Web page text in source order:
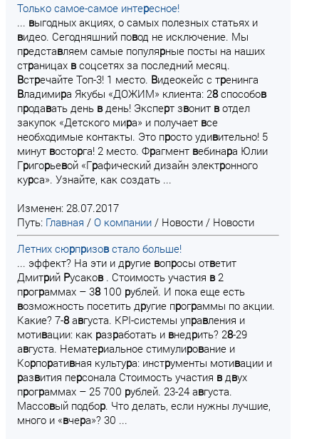
Только самое-самое интересное!
... выгодных акциях, о самых полезных статьях и
видео. Сегодняшний повод не исключение. Мы
представляем самые популярные посты на наших
страницах всоцсетях за последний месяц.
Встречайте Топ-3! 1 место. Видеокейс с тренинга
Владимира Якубы «ДОЖИМ» клиента: 28способов
продавать день вдень! Эксперт звонит вотдел
закупок «Детского мира» и получает все
необходимые контакты. Это просто удивительно! 5
минут восторга! 2 место. Фрагмент вебинара Юлии
Григорьевой «Графический дизайн электронного
курса». Узнайте, как создать ...
Изменен: 28.07.2017
Путь: Главная / О компании / Новости / Новости
Летних сюрпризовстало больше!
... эффект? На эти и другие вопросы ответит
Дмитрий Русаков. Стоимость участия в2
программах – 38100 рублей. И пока еще есть
возможность посетить другие программы по акции.
Какие? 7-8августа. KPI-системы управления и
мотивации: как разработать и внедрить? 28-29
августа. Нематериальное стимулирование и
Корпоративная культура: инструменты мотивации и
развития персонала Стоимость участия вдвух
программах – 25 700 рублей. 23-24 августа.
Массовый подбор. Что делать, если нужны лучшие,
много и «вчера»? 30 ...